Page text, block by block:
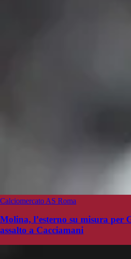
Calciomercato AS Roma
Molina, l’esterno su misura per
assalto a Cacciamani